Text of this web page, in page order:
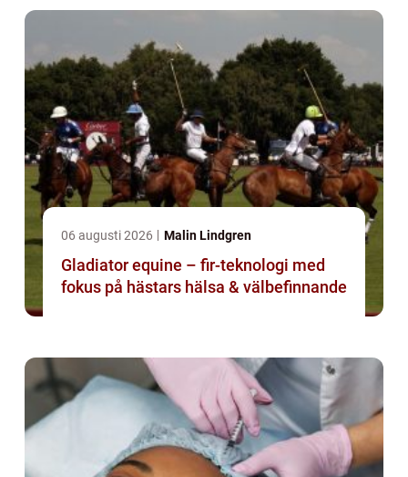
06 augusti 2026 Malin Lindgren
Gladiator equine – fir-teknologi med
fokus på hästars hälsa & välbefinnande